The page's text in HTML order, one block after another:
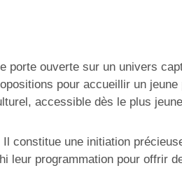
ouverte sur un univers
pour accueillir un
accessible dès le plus
constitue une initiation
leur programmation pour offrir